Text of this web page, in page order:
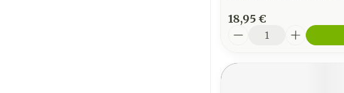
18,95 €
Quantité